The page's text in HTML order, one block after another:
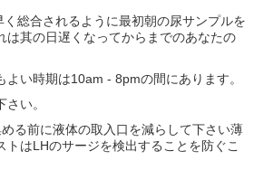
く総合されるように最初朝の尿サンプルを
は其の日遅くなってからまでのあなたの
よい時期は10am - 8pmの間にあります。
い。
る前に液体の取入口を減らして下さい薄
トはLHのサージを検出することを防ぐこ